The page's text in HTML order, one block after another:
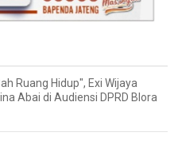
Ruang Hidup", Exi Wijaya
Abai di Audiensi DPRD Blora